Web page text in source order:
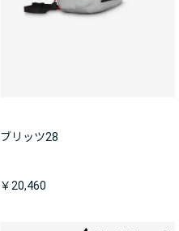
ブリッツ28
￥20,460